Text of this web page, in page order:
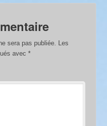
sera pas publiée.
Les
avec*